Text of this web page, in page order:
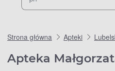
Strona główna Apteki
Apteka